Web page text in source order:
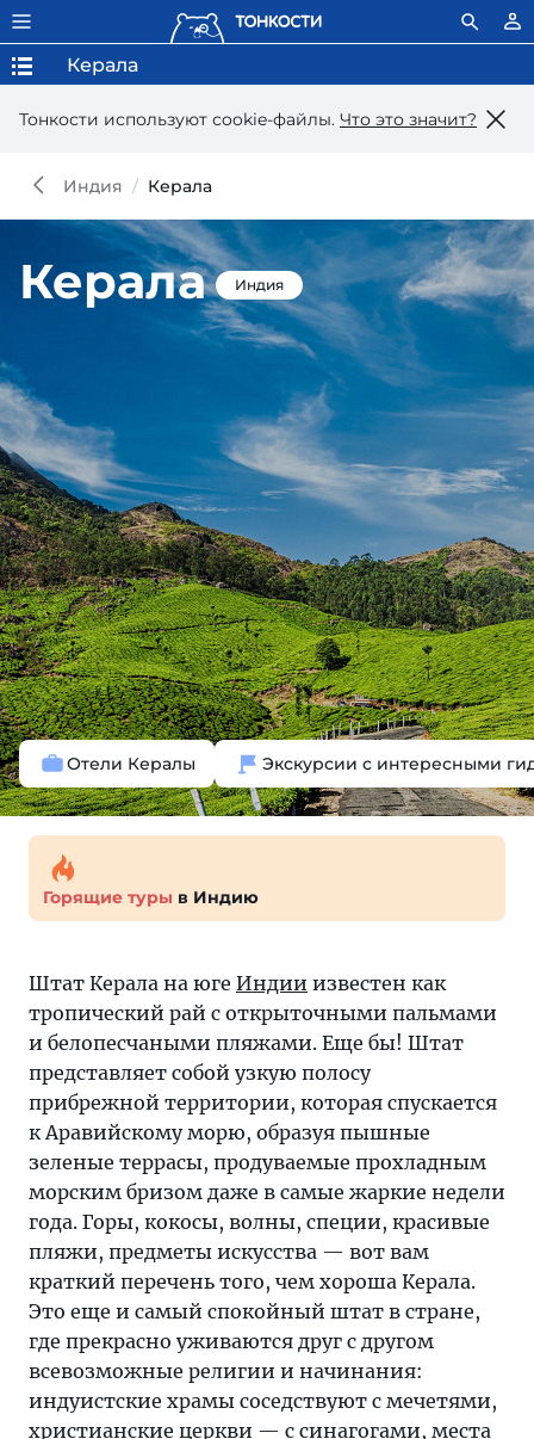
Тонкости используют сookie-файлы. Что это значит?
Керала
Индия Керала
Керала Индия
Отели Кералы Экскурсии с интересными
Горящие туры в Индию
Штат Керала на юге Индии известен как
тропический рай с открыточными пальмами
и белопесчаными пляжами. Еще бы! Штат
представляет собой узкую полосу
прибрежной территории, которая спускается
к Аравийскому морю, образуя пышные
зеленые террасы, продуваемые прохладным
морским бризом даже в самые жаркие недели
года. Горы, кокосы, волны, специи, красивые
пляжи, предметы искусства — вот вам
краткий перечень того, чем хороша Керала.
Это еще и самый спокойный штат в стране,
где прекрасно уживаются друг с другом
всевозможные религии и начинания:
индуистские храмы соседствуют с мечетями,
христианские церкви — с синагогами, места